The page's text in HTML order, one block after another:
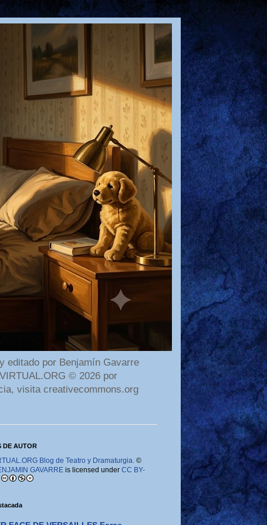
editado por Benjamín Gavarre
© 2026 por
visita creativecommons.org
DE AUTOR
Blog de Teatro y Dramaturgia.©
GAVARREis licensed under CC BY-